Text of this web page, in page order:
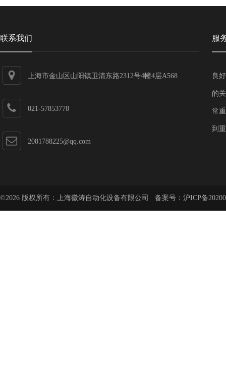
联系我们
上海市金山区山阳镇卫清东路2312号4幢4层A568
021-57853778
2081788225@qq.com
服
良
的
常
到
©2026 版权所有：上海徽涛自动化设备有限公司 备案号： 沪ICP备